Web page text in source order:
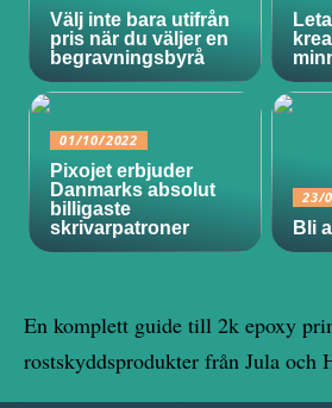
Välj inte bara utifrån
pris när du väljer en
begravningsbyrå
01/10/2022
Pixojet erbjuder
Danmarks absolut
billigaste
skrivarpatroner
23/
Bli
En komplett guide till 2k epoxy
rostskyddsprodukter från Jula och